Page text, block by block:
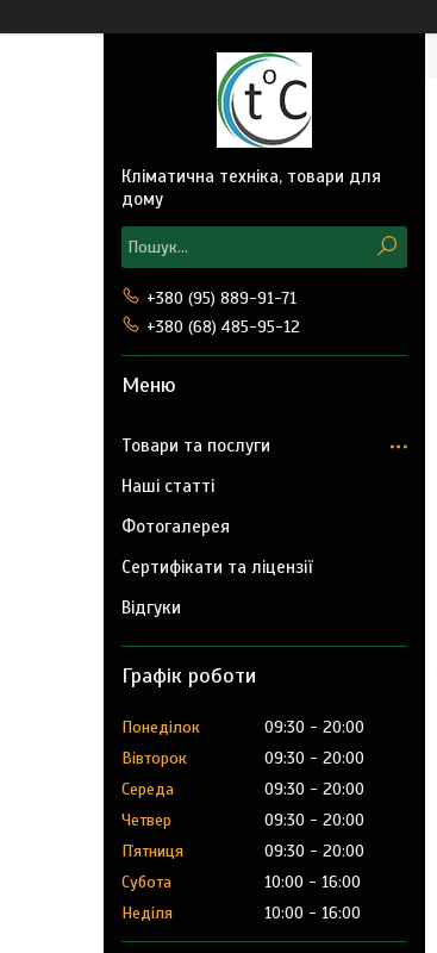
Кліматична техніка, товари для
дому
+380 (95) 889-91-71
+380 (68) 485-95-12
Товари та послуги
Наші статті
Фотогалерея
Сертифікати та ліцензії
Відгуки
Графік роботи
Понеділок 09:30
20:00
Вівторок
09:30
20:00
Середа
09:30
20:00
Четвер
09:30
20:00
Пʼятниця
09:30
20:00
Субота
10:00
16:00
Неділя
10:00 16:00